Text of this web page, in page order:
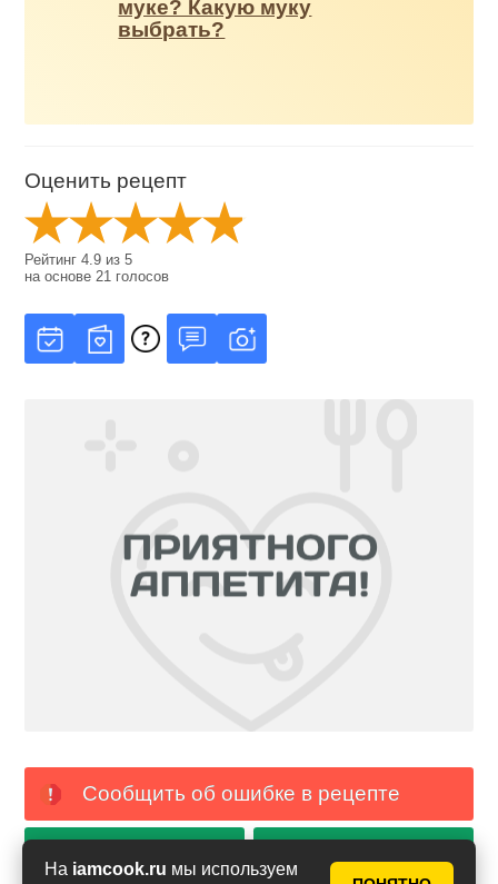
На iamcook.ru мы используем
муке? Какую муку
выбрать?
Оценить рецепт
Рейтинг4.9 из5
на основе21 голосов
Сообщить об ошибке в рецепте